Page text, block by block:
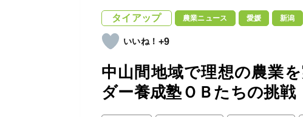
タイアップ 農業ニュース 愛媛 新潟
+9
中山間地域で理想の農業
ダー養成塾ＯＢたちの挑戦